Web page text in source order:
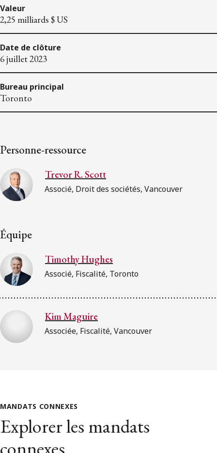
Valeur
2,25 milliards $ US
Date de clôture
6 juillet 2023
Bureau principal
Toronto
Personne-ressource
Trevor R. Scott
Associé, Droit des sociétés, Vancouver
Équipe
Timothy Hughes
Associé, Fiscalité, Toronto
Kim Maguire
Associée, Fiscalité, Vancouver
MANDATS CONNEXES
Explorer les mandats